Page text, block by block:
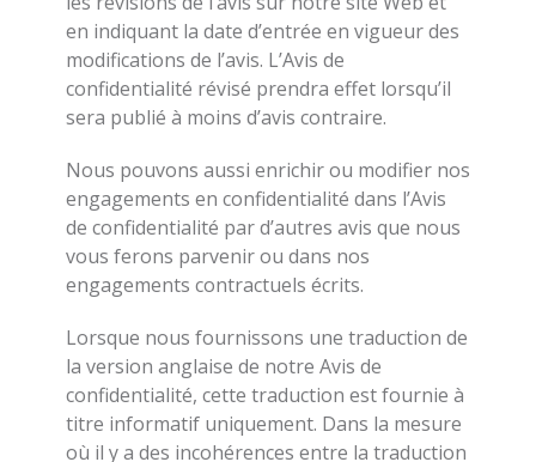
en indiquant la date d’entrée en vigueur des
modifications de l’avis. L’Avis de
confidentialité révisé prendra effet lorsqu’il
sera publié à moins d’avis contraire.
Nous pouvons aussi enrichir ou modifier nos
engagements en confidentialité dans l’Avis
de confidentialité par d’autres avis que nous
vous ferons parvenir ou dans nos
engagements contractuels écrits.
Lorsque nous fournissons une traduction de
la version anglaise de notre Avis de
confidentialité, cette traduction est fournie à
titre informatif uniquement. Dans la mesure
où il y a des incohérences entre la traduction